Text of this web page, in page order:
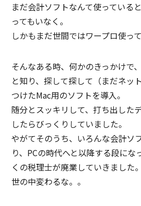
まだ会計ソフトなんて使っている
ってもいなく。
しかもまだ世間ではワープロ使っ
そんなある時、何かのきっかけで
と知り、探して探して（まだネッ
つけたMac用のソフトを導入。
随分とスッキリして、打ち出した
したらびっくりしていました。
やがてそのうち、いろんな会計ソ
り、PCの時代へと以降する段にな
くの税理士が廃業していきました。
世の中変わるな。。